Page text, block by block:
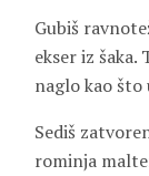
Gubiš
ekser iz
naglo kao
Sediš
rominja